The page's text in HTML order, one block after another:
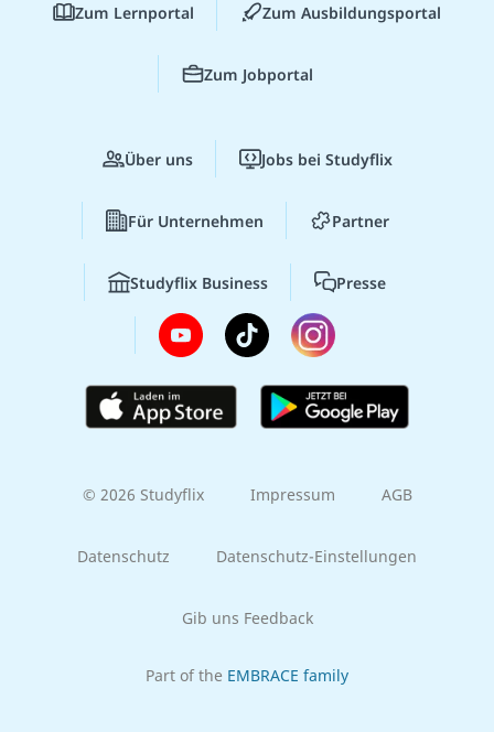
Zum Lernportal Zum Ausbildungsportal
Zum Jobportal
Über uns Jobs bei Studyflix
Für Unternehmen Partner
Studyflix Business Presse
© 2026 Studyflix Impressum AGB
Datenschutz Datenschutz-Einstellungen
Gib uns Feedback
Part of the EMBRACE family